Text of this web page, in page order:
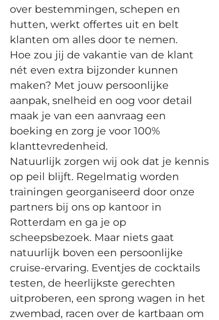
over bestemmingen, schepen en
hutten, werkt offertes uit en belt
klanten om alles door te nemen.
Hoe zou jij de vakantie van de klant
nét even extra bijzonder kunnen
maken? Met jouw persoonlijke
aanpak, snelheid en oog voor detail
maak je van een aanvraag een
boeking en zorg je voor 100%
klanttevredenheid.
Natuurlijk zorgen wij ook dat je kennis
op peil blijft. Regelmatig worden
trainingen georganiseerd door onze
partners bij ons op kantoor in
Rotterdam en ga je op
scheepsbezoek. Maar niets gaat
natuurlijk boven een persoonlijke
cruise-ervaring. Eventjes de cocktails
testen, de heerlijkste gerechten
uitproberen, een sprong wagen in het
zwembad, racen over de kartbaan om